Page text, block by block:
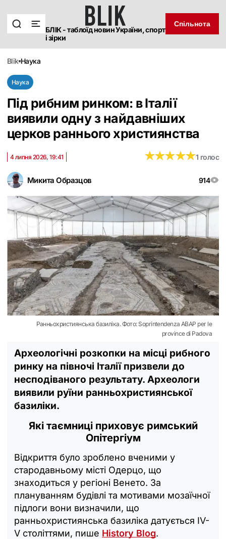
БЛІК - таблоїд новин України, спорт
і зірки
Спільнота
blik наука
Наука
Під рибним ринком: в Італії
виявили одну з найдавніших
церков раннього християнства
Микита Образцов 914
4 липня 2026, 19:41 ★★★★★
★★★★★1 голос
Ранньохристиянська базиліка. Фото: Soprintendenza ABAP per le
province di Padova
Археологічні розкопки на місці рибного
ринку на півночі Італії призвели до
несподіваного результату. Археологи
виявили руїни ранньохристиянської
базиліки.
Які таємниці приховує римський
Опітергіум
Відкриття було зроблено вченими у
стародавньому місті Одерцо, що
знаходиться у регіоні Венето. За
плануванням будівлі та мотивами мозаїчної
підлоги вони визначили, що
ранньохристиянська базиліка датується IV-
V століттями, пише History Blog.